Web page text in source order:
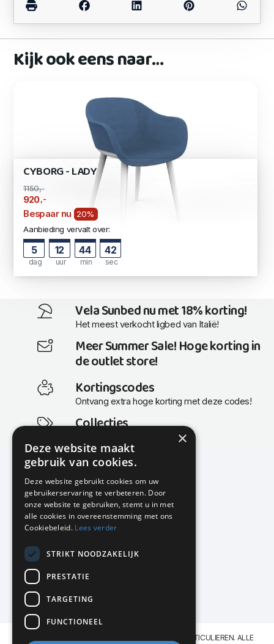
Kijk ook eens naar…
CYBORG - LADY
1150,-
920 ,-
Bespaar nu
20%
Aanbieding vervalt over:
5
dag
12
uur
44
min
42
sec
Vela Sunbed nu met 18% korting!
Het meest verkocht ligbed van Italië!
Meer Summer Sale! Hoge korting in
de outlet store!
Kortingscodes
Ontvang extra hoge korting met deze codes!
Collecties
Actuele en populaire collecties
KMP Kantoormeubilair
Airport Business Park
Frankfurtstraat 29-31
1175 RH Lijnden
020-617 01 26
info@kmpkantoormeubilair.nl
Facebook
Instagram
KMP Kantoormeubilair levert aan BEDRIJVEN en PARTICULIEREN. ALLE
×
Deze website maakt
gebruik van cookies.
Deze website gebruikt cookies om uw
gebruikerservaring te verbeteren. Door
onze website te gebruiken, stemt u in met
alle cookies in overeenstemming met ons
Cookiebeleid. Lees verder
STRIKT NOODZAKELIJK
PRESTATIE
TARGETING
FUNCTIONEEL